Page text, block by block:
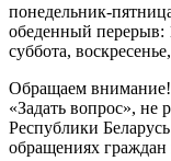
понедельник-
обеденный перерыв:
суббота,
Обращаем
«Задать вопрос», не
Республики
обращениях